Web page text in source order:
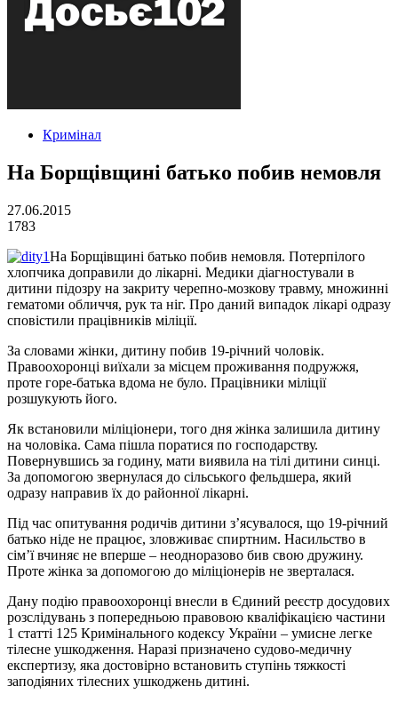
Кримінал
На Борщівщині батько побив немовля
27.06.2015
1783
На Борщівщині батько побив немовля. Потерпілого
хлопчика доправили до лікарні. Медики діагностували в
дитини підозру на закриту черепно-мозкову травму, множинні
гематоми обличчя, рук та ніг. Про даний випадок лікарі одразу
сповістили працівників міліції.
За словами жінки, дитину побив 19-річний чоловік.
Правоохоронці виїхали за місцем проживання подружжя,
проте горе-батька вдома не було. Працівники міліції
розшукують його.
Як встановили міліціонери, того дня жінка залишила дитину
на чоловіка. Сама пішла поратися по господарству.
Повернувшись за годину, мати виявила на тілі дитини синці.
За допомогою звернулася до сільського фельдшера, який
одразу направив їх до районної лікарні.
Під час опитування родичів дитини з’ясувалося, що 19-річний
батько ніде не працює, зловживає спиртним. Насильство в
сім’ї вчиняє не вперше – неодноразово бив свою дружину.
Проте жінка за допомогою до міліціонерів не зверталася.
Дану подію правоохоронці внесли в Єдиний реєстр досудових
розслідувань з попередньою правовою кваліфікацією частини
1 статті 125 Кримінального кодексу України – умисне легке
тілесне ушкодження. Наразі призначено судово-медичну
експертизу, яка достовірно встановить ступінь тяжкості
заподіяних тілесних ушкоджень дитині.